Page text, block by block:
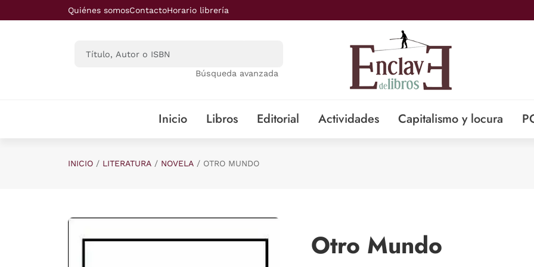
Saltar al contenido principal
Quiénes somosContactoHorario librería
Búsqueda avanzada
Inicio Libros Editorial Actividades Capitalismo y locura
INICIO LITERATURA NOVELA OTRO MUNDO
Otro Mundo